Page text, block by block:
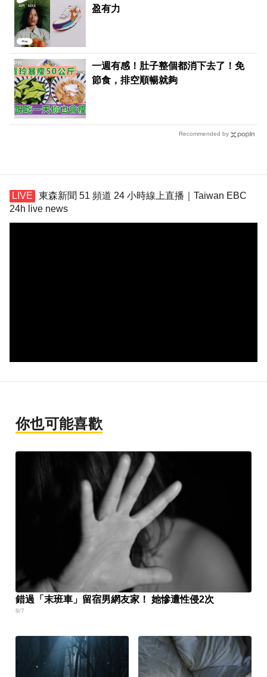
盈有力
一週有感！肚子整個都消下去了！免
節食，排空順暢就夠
PR
Recommended by
東森新聞 51 頻道 24 小時線上直播｜Taiwan EBC
24h live news
你也可能喜歡
錯過「末班車」留宿男網友家！ 她慘遭性侵2次
8/7